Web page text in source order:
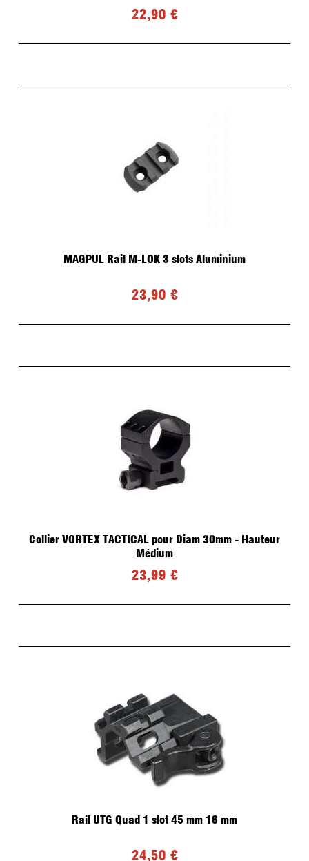
22,90 €
MAGPUL Rail M-LOK 3 slots Aluminium
23,90 €
Collier VORTEX TACTICAL pour Diam 30mm - Hauteur
Médium
23,99 €
Rail UTG Quad 1 slot 45 mm 16 mm
24,50 €